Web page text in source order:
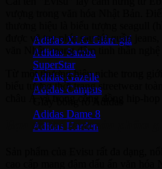
Adidas XLG
Adidas Samba
SuperStar
Adidas Gazelle
Adidas Campus
Adidas Dame 8
Adidas Harden
được vẽ tay phía sau túi quần
văn Nhật, mang đậm tinh thần
Từ một thương hiệu niche trong
biểu tượng thời trang streetwear
châu Á và trong cộng đồng hip-hop
Bạn có thể mua sản phẩm